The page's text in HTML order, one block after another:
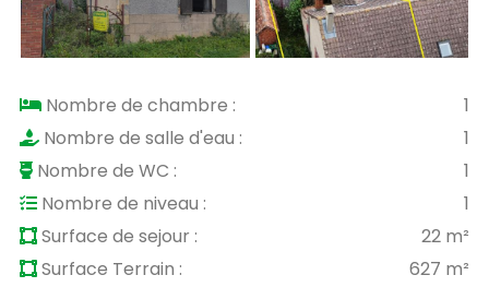
Nombre de chambre :
1
Nombre de salle d'eau :
1
Nombre de WC :
1
Nombre de niveau :
1
Surface de sejour :
22 m²
Surface Terrain :
627 m²